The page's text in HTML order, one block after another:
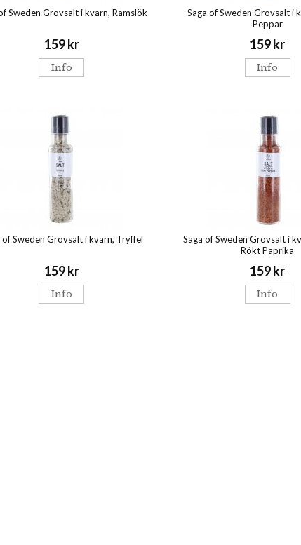
Sweden Grovsalt i kvarn, Ramslök
159 kr
Info
Saga of Sweden Grovsalt i
Peppar
159 kr
Info
of Sweden Grovsalt i kvarn, Tryffel
159 kr
Info
Saga of Sweden Grovsalt i
Rökt Paprika
159 kr
Info